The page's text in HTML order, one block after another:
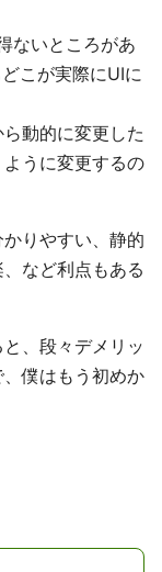
ないところがあ
こが実際にUIに
動的に変更した
うに変更するの
りやすい、静的
など利点もある
、段々デメリッ
僕はもう初めか